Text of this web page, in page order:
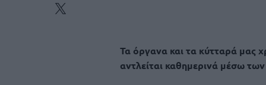
Τα όργανα και τα κύτταρά μας
αντλείται καθημερινά μέσω